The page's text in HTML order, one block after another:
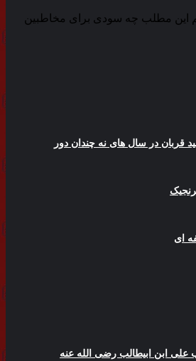
این مطلب چه سودی برای مخاطبین
قربان در سال های نه چندان دور
ای
علی ابن ابیطالب رضی الله عنه